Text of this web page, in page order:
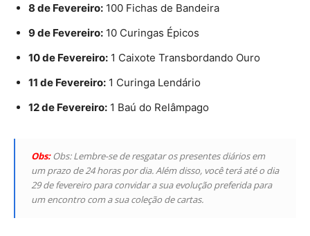
8 de Fevereiro: 100 Fichas de Bandeira
9 de Fevereiro: 10 Curingas Épicos
10 de Fevereiro: 1 Caixote Transbordando Ouro
11 de Fevereiro: 1 Curinga Lendário
12 de Fevereiro: 1 Baú do Relâmpago
Obs:Obs: Lembre-se de resgatar os presentes diários em
um prazo de 24 horas por dia. Além disso, você terá até o dia
29 de fevereiro para convidar a sua evolução preferida para
um encontro com a sua coleção de cartas.